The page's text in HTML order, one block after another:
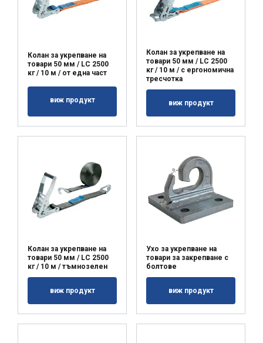
Колан за укрепване на
товари 50 мм / LC 2500
кг / 10 м / от една част
виж продукт
Колан за укрепване на
товари 50 мм / LC 2500
кг / 10 м / с ергономична
тресчотка
виж продукт
Колан за укрепване на
товари 50 мм / LC 2500
кг / 10 м / тъмнозелен
виж продукт
Ухо за укрепване на
товари за закрепване с
болтове
виж продукт
информация за използването на
нашия сайт от ваша страна с нашите
които може да я комбинират с друга
информация, която сте им
предоставили или която са събрали от
вашето използване на техните услуги.
Политика за поверителност
Строго
Ефективност
Таргетиране Функционалност
ПРИЕМЕТЕ ВСИЧКИ